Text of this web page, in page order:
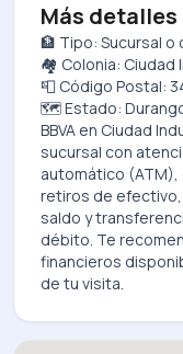
Más detalles
🏦 Tipo: Sucursal o
🏘️ Colonia: Ciudad
📮 Código Postal:
🗺️ Estado:
BBVA en Ciudad
sucursal con
automático
retiros de
saldo y
débito. Te
financieros
de tu visita.